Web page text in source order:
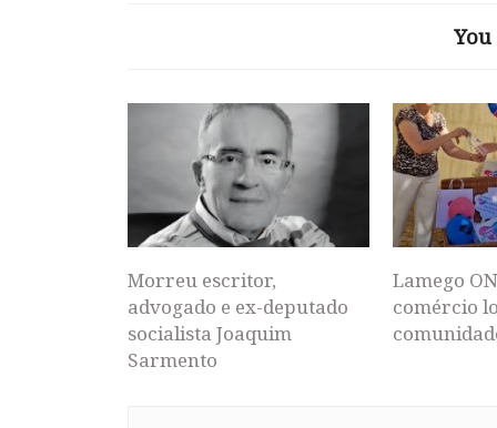
Morreu escritor,
advogado e ex-deputado
socialista Joaquim
Sarmento
Lamego
comércio